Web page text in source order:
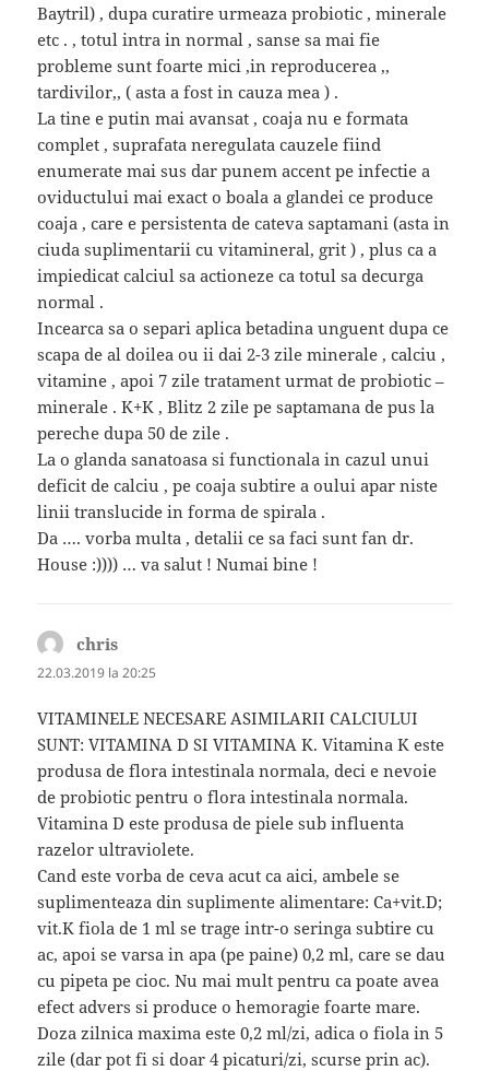
Baytril) , dupa curatire urmeaza probiotic , minerale
etc . , totul intra in normal , sanse sa mai fie
probleme sunt foarte mici ,in reproducerea ,,
tardivilor,, ( asta a fost in cauza mea ) .
La tine e putin mai avansat , coaja nu e formata
complet , suprafata neregulata cauzele fiind
enumerate mai sus dar punem accent pe infectie a
oviductului mai exact o boala a glandei ce produce
coaja , care e persistenta de cateva saptamani (asta in
ciuda suplimentarii cu vitamineral, grit ) , plus ca a
impiedicat calciul sa actioneze ca totul sa decurga
normal .
Incearca sa o separi aplica betadina unguent dupa ce
scapa de al doilea ou ii dai 2-3 zile minerale , calciu ,
vitamine , apoi 7 zile tratament urmat de probiotic –
minerale . K+K , Blitz 2 zile pe saptamana de pus la
pereche dupa 50 de zile .
La o glanda sanatoasa si functionala in cazul unui
deficit de calciu , pe coaja subtire a oului apar niste
linii translucide in forma de spirala .
Da …. vorba multa , detalii ce sa faci sunt fan dr.
House :)))) … va salut ! Numai bine !
chris
22.03.2019 la 20:25
VITAMINELE NECESARE ASIMILARII CALCIULUI
SUNT: VITAMINA D SI VITAMINA K. Vitamina K este
produsa de flora intestinala normala, deci e nevoie
de probiotic pentru o flora intestinala normala.
Vitamina D este produsa de piele sub influenta
razelor ultraviolete.
Cand este vorba de ceva acut ca aici, ambele se
suplimenteaza din suplimente alimentare: Ca+vit.D;
vit.K fiola de 1 ml se trage intr-o seringa subtire cu
ac, apoi se varsa in apa (pe paine) 0,2 ml, care se dau
cu pipeta pe cioc. Nu mai mult pentru ca poate avea
efect advers si produce o hemoragie foarte mare.
Doza zilnica maxima este 0,2 ml/zi, adica o fiola in 5
zile (dar pot fi si doar 4 picaturi/zi, scurse prin ac).